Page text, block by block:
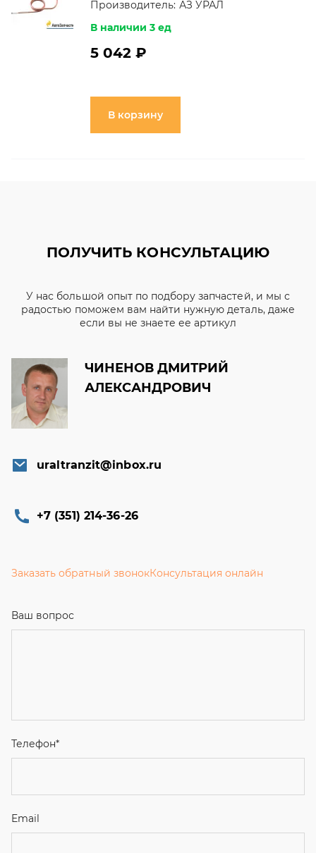
Производитель: АЗ УРАЛ
В наличии 3 ед
5 042 ₽
В корзину
ПОЛУЧИТЬ КОНСУЛЬТАЦИЮ
У нас большой опыт по подбору запчастей, и мы с
радостью поможем вам найти нужную деталь, даже
если вы не знаете ее артикул
ЧИНЕНОВ ДМИТРИЙ
АЛЕКСАНДРОВИЧ
uraltranzit@inbox.ru
+7 (351) 214-36-26
Заказать обратный звонокКонсультация онлайн
Ваш вопрос